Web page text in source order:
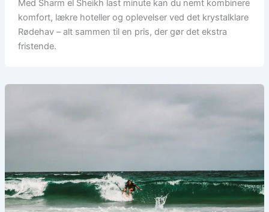
Med Sharm el Sheikh last minute kan du nemt kombinere
komfort, lækre hoteller og oplevelser ved det krystalklare
Rødehav – alt sammen til en pris, der gør det ekstra
fristende.